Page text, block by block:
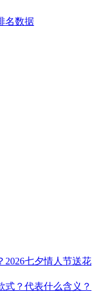
名数据
2026七夕情人节送花
式？代表什么含义？